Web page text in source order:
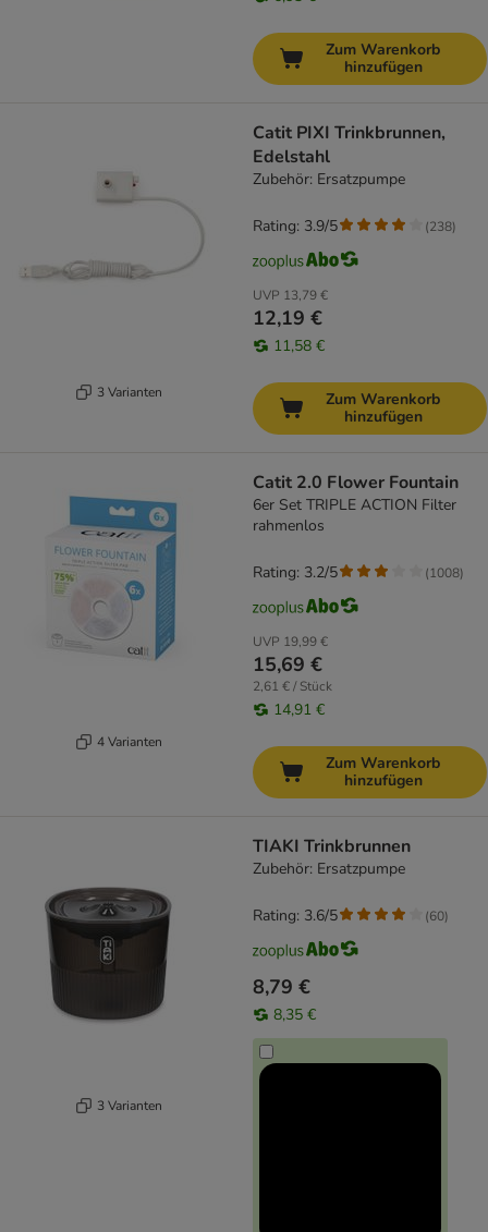
Zum Warenkorb
hinzufügen
3 Varianten
Catit PIXI Trinkbrunnen,
Edelstahl
Zubehör: Ersatzpumpe
UVP 13,79 €
12,19 €
11,58 €
Rating: 3.9/5 (238)
Zum Warenkorb
hinzufügen
4 Varianten
Catit 2.0 Flower Fountain
6er Set TRIPLE ACTION Filter
rahmenlos
UVP 19,99 €
15,69 €
2,61 € / Stück
14,91 €
Rating: 3.2/5 (1008)
Zum Warenkorb
hinzufügen
3 Varianten
TIAKI Trinkbrunnen
Zubehör: Ersatzpumpe
8,79 €
8,35 €
Rating: 3.6/5 (60)